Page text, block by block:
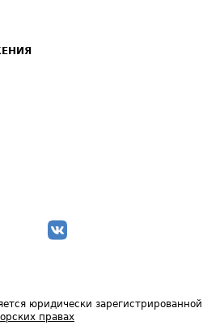
юридически зарегистрированной
правах